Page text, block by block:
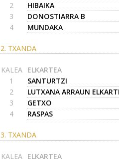
2
HIBAIKA
3
DONOSTIARRA B
4
MUNDAKA
2. TXANDA
KALEA
ELKARTEA
1
SANTURTZI
2
LUTXANA ARRAUN
3
GETXO
4
RASPAS
3. TXANDA
KALEA
ELKARTEA